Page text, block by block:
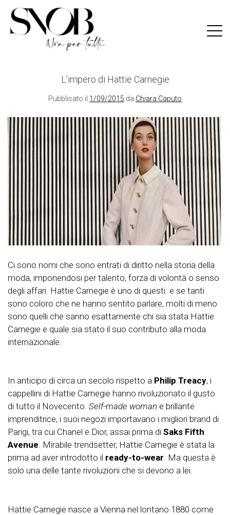
content
L’impero di Hattie Carnegie
Pubblicato il 1/09/2015 da Chiara Caputo
Ci sono nomi che sono entrati di diritto nella storia della
moda, imponendosi per talento, forza di volontà o senso
degli affari. Hattie Carnegie è uno di questi: e se tanti
sono coloro che ne hanno sentito parlare, molti di meno
sono quelli che sanno esattamente chi sia stata Hattie
Carnegie e quale sia stato il suo contributo alla moda
internazionale.
In anticipo di circa un secolo rispetto a Philip Treacy, i
cappellini di Hattie Carnegie hanno rivoluzionato il gusto
di tutto il Novecento. Self-made woman e brillante
imprenditrice, i suoi negozi importavano i migliori brand di
Parigi, tra cui Chanel e Dior, assai prima di Saks Fifth
Avenue. Mirabile trendsetter, Hattie Carnegie è stata la
prima ad aver introdotto il ready-to-wear. Ma questa è
solo una delle tante rivoluzioni che si devono a lei.
Hattie Carnegie nasce a Vienna nel lontano 1880 come